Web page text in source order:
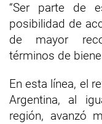
“Ser parte de
posibilidad de
de mayor
términos de
En esta línea, el
Argentina, al
región, avanzó